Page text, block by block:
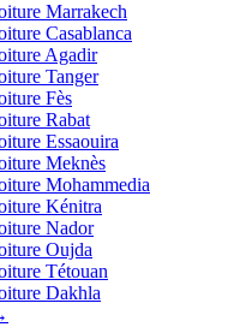
Marrakech
Casablanca
Agadir
Tanger
Fès
Rabat
Essaouira
Meknès
Mohammedia
Kénitra
Nador
Oujda
Tétouan
Dakhla